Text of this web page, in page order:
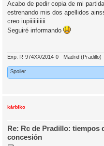
Acabo de pedir copia de mi
estrenando mis dos apellidos
creo iupiiiiiiiiiii
Seguiré informando
Exp: R-974XX/2014-0 - Madrid (Pradillo)
Spoiler
kárbiko
Re: Rc de Pradillo: tiempos
concesión